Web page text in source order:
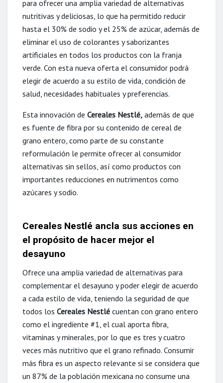
para ofrecer una amplia variedad de alternativas
nutritivas y deliciosas, lo que ha permitido reducir
hasta el 30% de sodio y el 25% de azúcar, además de
eliminar el uso de colorantes y saborizantes
artificiales en todos los productos con la franja
verde. Con esta nueva oferta el consumidor podrá
elegir de acuerdo a su estilo de vida, condición de
salud, necesidades habituales y preferencias.
Esta innovación de Cereales Nestlé, además de que
es fuente de fibra por su contenido de cereal de
grano entero, como parte de su constante
reformulación le permite ofrecer al consumidor
alternativas sin sellos, así como productos con
importantes reducciones en nutrimentos como
azúcares y sodio.
Cereales Nestlé ancla sus acciones en
el propósito de hacer mejor el
desayuno
Ofrece una amplia variedad de alternativas para
complementar el desayuno y poder elegir de acuerdo
a cada estilo de vida, teniendo la seguridad de que
todos los Cereales Nestlé cuentan con grano entero
como el ingrediente #1, el cual aporta fibra,
vitaminas y minerales, por lo que es tres y cuatro
veces más nutritivo que el grano refinado. Consumir
más fibra es un aspecto relevante si se considera que
un 87% de la población mexicana no consume una